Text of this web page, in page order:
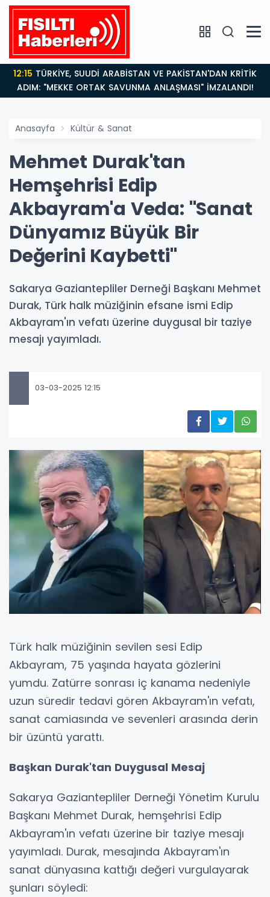
12:15
ADIM: "MEKKE ORTAK SAVUNMA ANLAŞMASI" İMZALANDI!
Anasayfa Kültür & Sanat
Mehmet Durak'tan
Hemşehrisi Edip
Akbayram'a Veda: "Sanat
Dünyamız Büyük Bir
Değerini Kaybetti"
Sakarya Gaziantepliler Derneği Başkanı Mehmet
Durak, Türk halk müziğinin efsane ismi Edip
Akbayram'ın vefatı üzerine duygusal bir taziye
mesajı yayımladı.
03-03-2025 12:15
Türk halk müziğinin sevilen sesi Edip
Akbayram, 75 yaşında hayata gözlerini
yumdu. Zatürre sonrası iç kanama nedeniyle
uzun süredir tedavi gören Akbayram'ın vefatı,
sanat camiasında ve sevenleri arasında derin
bir üzüntü yarattı.
Başkan Durak'tan Duygusal Mesaj
Sakarya Gaziantepliler Derneği Yönetim Kurulu
Başkanı Mehmet Durak, hemşehrisi Edip
Akbayram'ın vefatı üzerine bir taziye mesajı
yayımladı. Durak, mesajında Akbayram'ın
sanat dünyasına kattığı değeri vurgulayarak
şunları söyledi: